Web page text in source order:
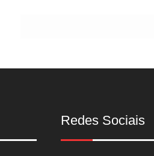
Redes Sociais